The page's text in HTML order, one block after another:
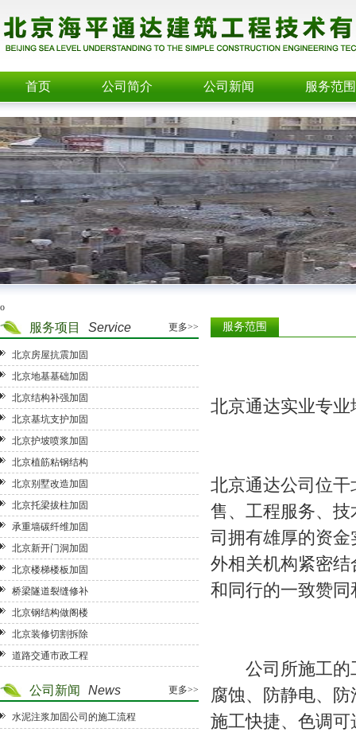
首页 公司简介 公司新闻 服务范围
o
服务项目 Service 更多>>
北京房屋抗震加固
北京地基基础加固
北京结构补强加固
北京基坑支护加固
北京护坡喷浆加固
北京植筋粘钢结构
北京别墅改造加固
北京托梁拔柱加固
承重墙碳纤维加固
北京新开门洞加固
北京楼梯楼板加固
桥梁隧道裂缝修补
北京钢结构做阁楼
北京装修切割拆除
道路交通市政工程
公司新闻 News 更多>>
水泥注浆加固公司的施工流程
服务范围
北京通达实业专
北京通达公司位
售、工程服务、
司拥有雄厚的资
外相关机构紧密
和同行的一致赞
公司所施工的工
腐蚀、防静电、
施工快捷、色调